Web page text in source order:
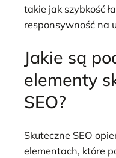
takie jak szybkość
responsywność na
Jakie są
elementy
SEO?
Skuteczne SEO
elementach, które